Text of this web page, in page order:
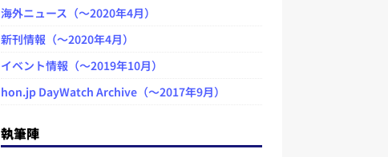
海外ニュース（～2020年4月）
新刊情報（～2020年4月）
イベント情報（～2019年10月）
hon.jp DayWatch Archive（～2017年9月）
執筆陣